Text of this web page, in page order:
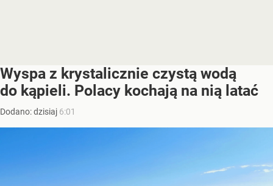
Wyspa z krystalicznie czystą wodą
do kąpieli. Polacy kochają na nią latać
Dodano:dzisiaj 6:01